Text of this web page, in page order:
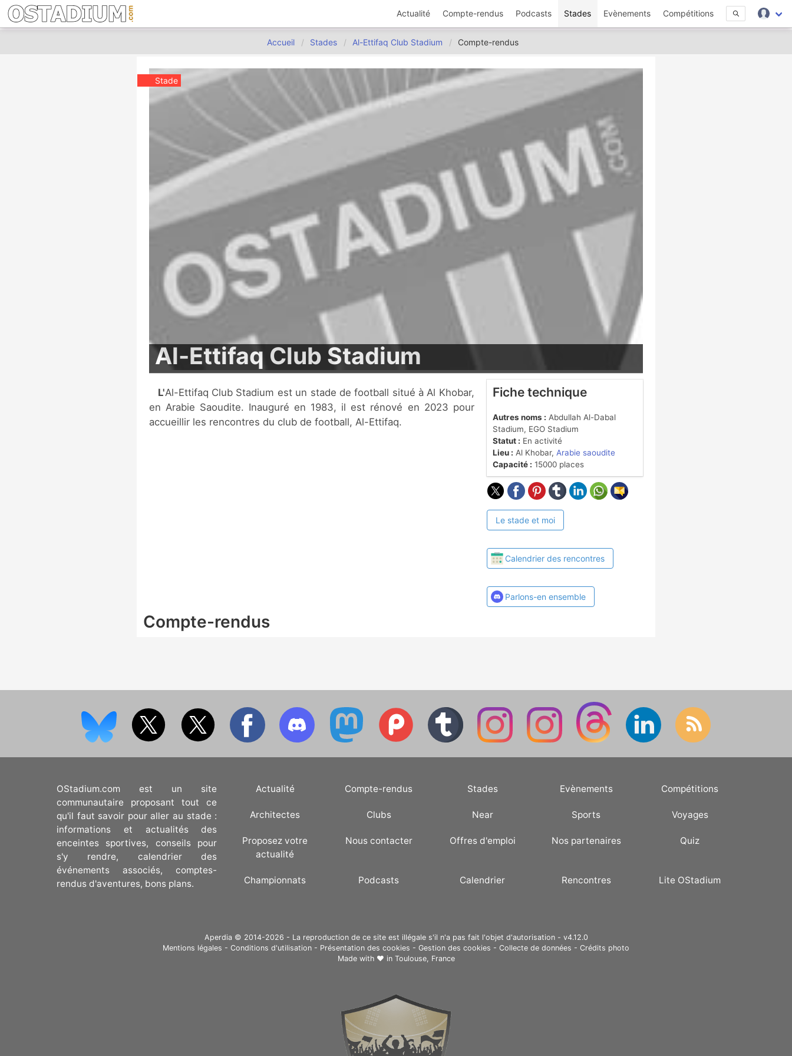
Actualité Compte-rendus Podcasts Stades Evènements Compétitions
Accueil Stades Al-Ettifaq Club Stadium Compte-rendus
Stade
Al-Ettifaq Club Stadium
L'Al-Ettifaq Club Stadium est un stade de football situé à Al Khobar,
en Arabie Saoudite. Inauguré en 1983, il est rénové en 2023 pour
accueillir les rencontres du club de football, Al-Ettifaq.
Fiche technique
Autres noms : Abdullah Al-Dabal
Stadium, EGO Stadium
Statut : En activité
Lieu : Al Khobar, Arabie saoudite
Capacité : 15000 places
Le stade et moi
Calendrier des rencontres
Parlons-en ensemble
Compte-rendus
OStadium.com est un site
communautaire proposant tout ce
qu'il faut savoir pour aller au stade :
informations et actualités des
enceintes sportives, conseils pour
s'y rendre, calendrier des
événements associés, comptes-
rendus d'aventures, bons plans.
Actualité Compte-rendus Stades Evènements Compétitions
Architectes Clubs Near Sports Voyages
Proposez votre
actualité
Nous contacter Offres d'emploi Nos partenaires Quiz
Championnats Podcasts Calendrier Rencontres Lite OStadium
Aperdia © 2014-2026 - La reproduction de ce site est illégale s'il n'a pas fait l'objet d'autorisation - v4.12.0
Mentions légales - Conditions d'utilisation - Présentation des cookies - Gestion des cookies - Collecte de données - Crédits photo
Made with ❤ in Toulouse, France